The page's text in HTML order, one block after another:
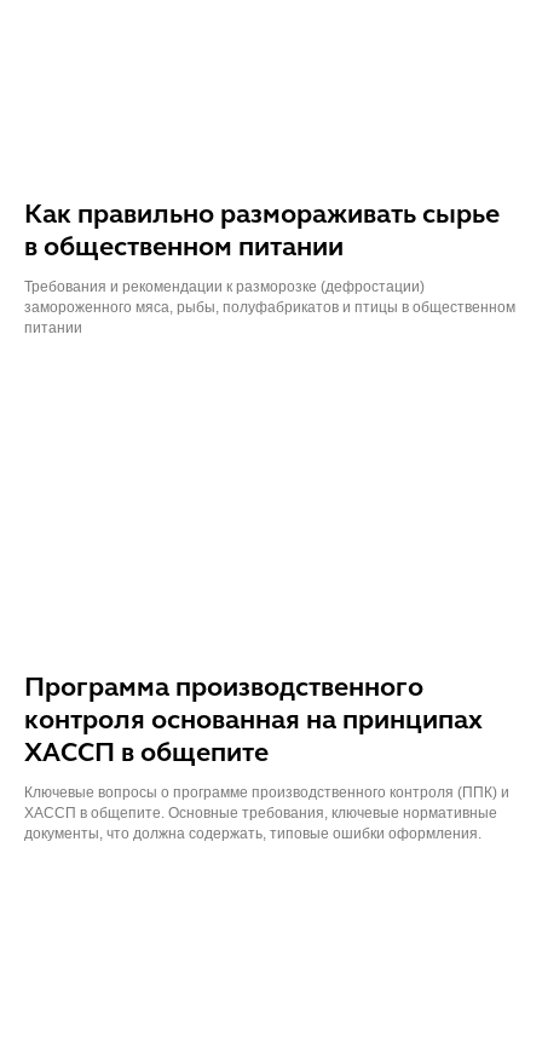
Как правильно размораживать сырье
в общественном питании
Требования и рекомендации к разморозке (дефростации)
замороженного мяса, рыбы, полуфабрикатов и птицы в общественном
питании
Программа производственного
контроля основанная на принципах
ХАССП в общепите
Ключевые вопросы о программе производственного контроля (ППК) и
ХАССП в общепите. Основные требования, ключевые нормативные
документы, что должна содержать, типовые ошибки оформления.